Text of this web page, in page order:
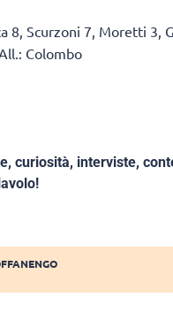
8, Scurzoni 7, Moretti 3,
Colombo
curiosità, interviste,